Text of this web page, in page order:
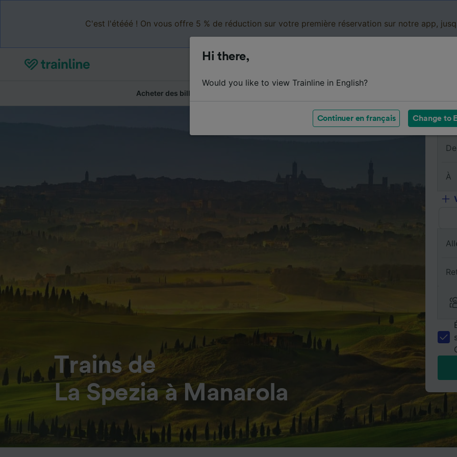
C'est l'étééé ! On vous offre 5 % de réduction sur votre première réservation sur notre app,
Acheter des billets
Trains de
La Spezia à Manarola
De
À
Hi there,
Would you like to view Trainline in English?
Continuer en français Change to